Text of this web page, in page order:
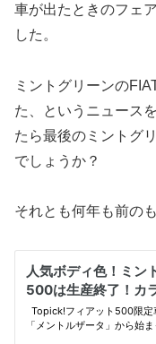
車が出たときのフェ
した。
ミントグリーンの
た、というニュース
たら最後のミントグ
でしょうか？
それとも何年も前の